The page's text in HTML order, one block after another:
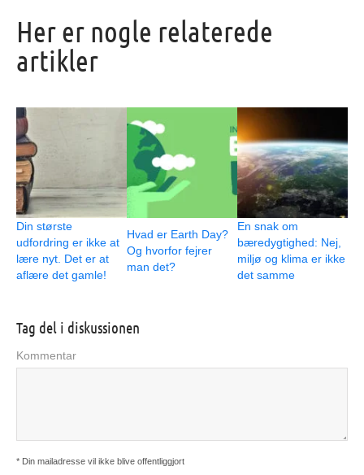
Her er nogle relaterede
artikler
Din største
udfordring er ikke at
lære nyt. Det er at
aflære det gamle!
Hvad er Earth Day?
Og hvorfor fejrer
man det?
En snak om
bæredygtighed: Nej,
miljø og klima er ikke
det samme
Tag del i diskussionen
Kommentar
* Din mailadresse vil ikke blive offentliggjort